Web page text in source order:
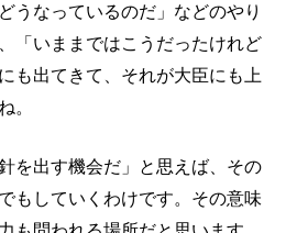
うなっているのだ」などのやり
「いままではこうだったけれど
も出てきて、それが大臣にも上
。
を出す機会だ」と思えば、その
もしていくわけです。その意味